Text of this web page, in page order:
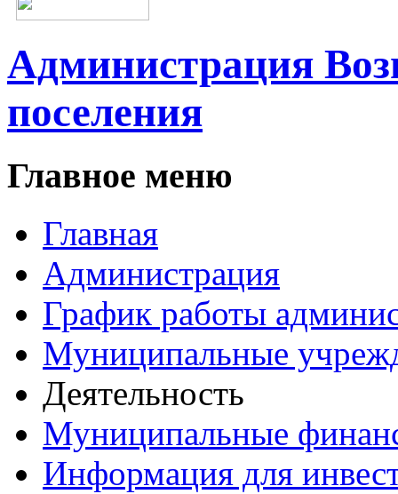
Администрация
поселения
Главное меню
Главная
Администрация
График работы
Муниципальные
Деятельность
Муниципальные
Информация для